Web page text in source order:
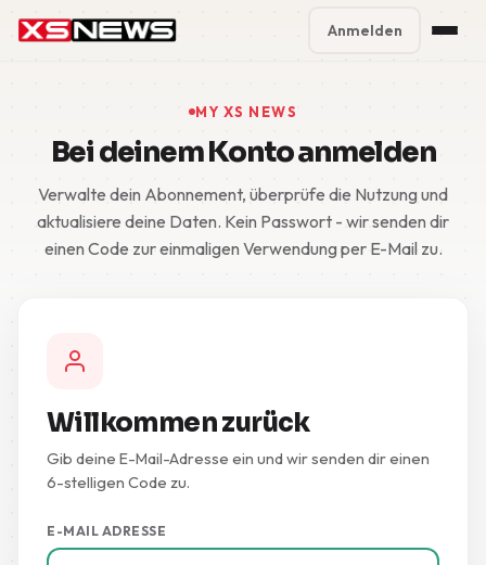
Block Accounts
Support
Contact
5 Day Pass
Anmelden
MY XS NEWS
Bei deinem Konto anmelden
Verwalte dein Abonnement, überprüfe die Nutzung und
aktualisiere deine Daten. Kein Passwort - wir senden dir
einen Code zur einmaligen Verwendung per E-Mail zu.
Willkommen zurück
Gib deine E-Mail-Adresse ein und wir senden dir einen
6-stelligen Code zu.
E-MAIL ADRESSE